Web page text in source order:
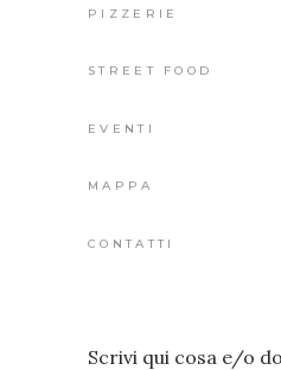
PIZZERIE
STREET FOOD
EVENTI
MAPPA
CONTATTI
Scrivi qui cosa e/o